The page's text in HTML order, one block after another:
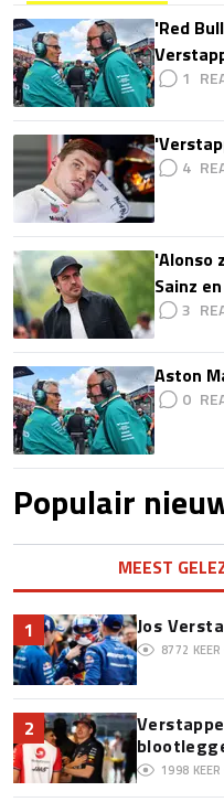
'Red
1
4
'Alonso
Sainz
3
Aston
0
Populair
MEEST
1 Jos
8772
2
1998